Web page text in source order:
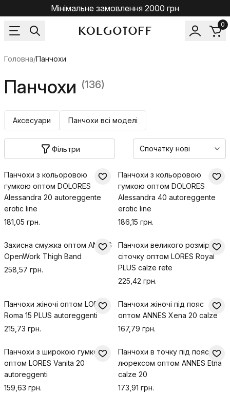
Мінімальне замовлення 2000 грн
0
Головна/Панчохи
Панчохи (136)
Аксесуари Панчохи всі моделі
Фільтри
Панчохи з кольоровою
гумкою оптом DOLORES
Alessandra 20 autoreggente
erotic line
181,05 грн.
Панчохи з кольоровою
гумкою оптом DOLORES
Alessandra 40 autoreggente
erotic line
186,15 грн.
Захисна смужка оптом ANNES
OpenWork Thigh Band
258,57 грн.
Панчохи великого розміру у
сіточку оптом LORES Royal
PLUS calze rete
225,42 грн.
Панчохи жіночі оптом LORES
Roma 15 PLUS autoreggenti
215,73 грн.
Панчохи жіночі під пояс
оптом ANNES Xena 20 calze
167,79 грн.
Панчохи з широкою гумкою
оптом LORES Vanita 20
autoreggenti
159,63 грн.
Панчохи в точку під пояс з
люрексом оптом ANNES Etna
calze 20
173,91 грн.